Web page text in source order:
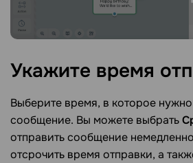
Укажите время
Выберите время, в которое
сообщение. Вы можете выбрать
отправить сообщение
отсрочить время отправки, а